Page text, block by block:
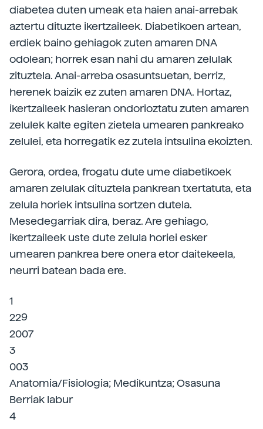
diabetea duten umeak eta haien anai-arrebak
aztertu dituzte ikertzaileek. Diabetikoen artean,
erdiek baino gehiagok zuten amaren DNA
odolean; horrek esan nahi du amaren zelulak
zituztela. Anai-arreba osasuntsuetan, berriz,
herenek baizik ez zuten amaren DNA. Hortaz,
ikertzaileek hasieran ondorioztatu zuten amaren
zelulek kalte egiten zietela umearen pankreako
zelulei, eta horregatik ez zutela intsulina ekoizten.
Gerora, ordea, frogatu dute ume diabetikoek
amaren zelulak dituztela pankrean txertatuta, eta
zelula horiek intsulina sortzen dutela.
Mesedegarriak dira, beraz. Are gehiago,
ikertzaileek uste dute zelula horiei esker
umearen pankrea bere onera etor daitekeela,
neurri batean bada ere.
1
229
2007
3
003
Anatomia/Fisiologia; Medikuntza; Osasuna
Berriak labur
4